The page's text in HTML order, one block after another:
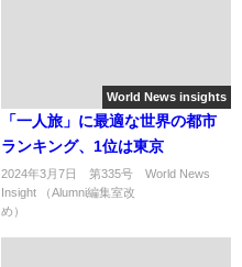
World News insights
「一人旅」に最適な世界の都市
ランキング、1位は東京
2024年3月7日 第335号 World News
Insight （Alumni編集室改
め）